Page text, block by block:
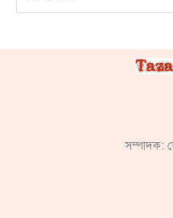
সম্পাদক: